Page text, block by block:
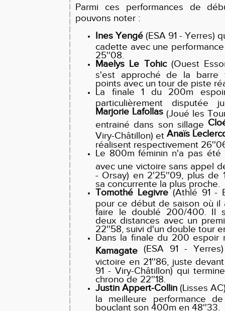
Parmi ces performances de
pouvons noter :
Ines Yengé (ESA 91 - Yerres)
cadette avec une
25''08.
Maelys Le Tohic(Ouest
s'est approché de la barre
points avec un tour de piste
La finale 1 du 200m
particulièrement disputée
Marjorie Lafollas (Joué les
entrainé dans son sillage
Viry-Châtillon) et Anaïs
réalisent respectivement
Le 800m féminin n'a pas été
avec une victoire sans appel
- Orsay) en 2'25''09, plus de
sa concurrente la plus proche.
Tomothé Legivre(Athlé 91 -
pour ce début de saison où il
faire le doublé 200/400. Il
deux distances avec un
22''58, suivi d'un double tour
Dans la finale du 200 espoir
Kamagate (ESA 91 -
victoire en 21''86, juste
91 - Viry-Châtillon) qui
chrono de 22''18.
Justin Appert-Collin (Lisses
la meilleure performance
bouclant son 400m en 48''33.